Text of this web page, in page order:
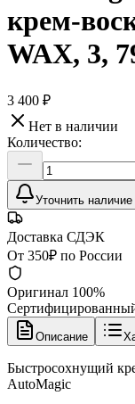
крем-
WAX, 3,
3 400 ₽
Нет в наличии
Количество:
Уточнить наличие
Доставка СДЭК
От 350₽ по России
Оригинал 100%
Описание
Быстросохнущий
AutoMagic